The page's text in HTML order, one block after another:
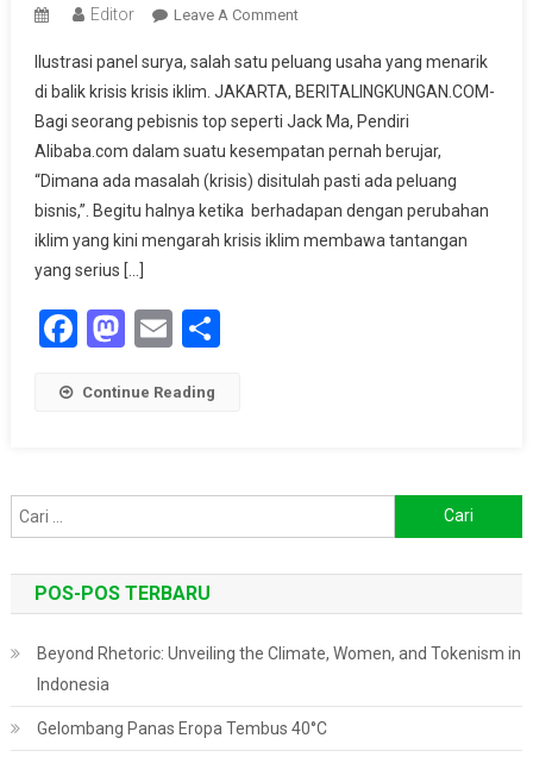
Editor Leave A CommentOn
Peluang
Bisnis
Dalam
Krisis
Iklim
Ilustrasi panel surya, salah satu peluang usaha yang menarik
di balik krisis krisis iklim. JAKARTA, BERITALINGKUNGAN.COM-
Bagi seorang pebisnis top seperti Jack Ma, Pendiri
Alibaba.com dalam suatu kesempatan pernah berujar,
“Dimana ada masalah (krisis) disitulah pasti ada peluang
bisnis,”. Begitu halnya ketika berhadapan dengan perubahan
iklim yang kini mengarah krisis iklim membawa tantangan
yang serius […]
Facebook
Mastodon
EmailShare
Continue Reading
untuk:
POS-POS TERBARU
Beyond Rhetoric: Unveiling the Climate, Women, and Tokenism in
Indonesia
Gelombang Panas Eropa Tembus 40°C